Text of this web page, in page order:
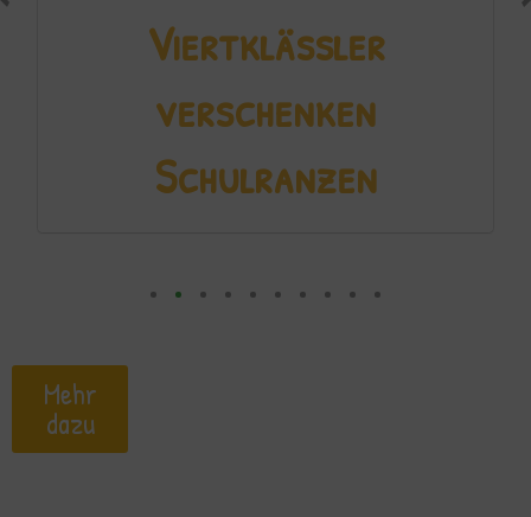
Viertklässler
verschenken
Schulranzen
Mehr
dazu